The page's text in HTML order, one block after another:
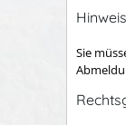
Sie